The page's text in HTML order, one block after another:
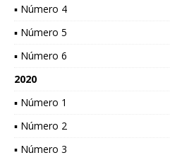
▪ Número 4
▪ Número 5
▪ Número 6
2020
▪ Número 1
▪ Número 2
▪ Número 3